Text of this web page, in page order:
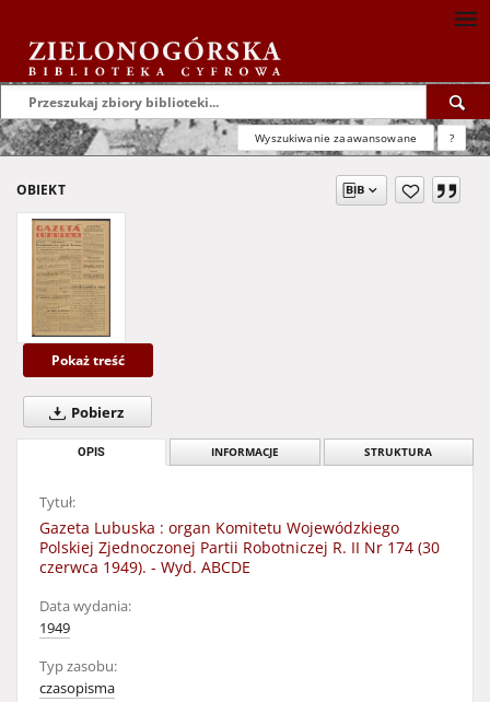
Wyszukiwanie zaawansowane ?
OBIEKT
Pokaż treść
Pobierz
OPIS INFORMACJE STRUKTURA
Tytuł:
Gazeta Lubuska : organ Komitetu Wojewódzkiego
Polskiej Zjednoczonej Partii Robotniczej R. II Nr 174 (30
czerwca 1949). - Wyd. ABCDE
Data wydania:
1949
Typ zasobu:
czasopisma